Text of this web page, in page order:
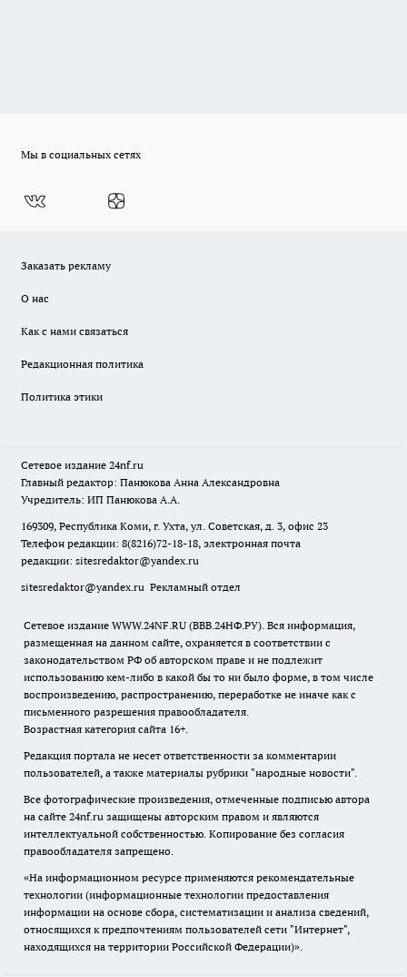
Мы в социальных сетях
Заказать рекламу
О нас
Как с нами связаться
Редакционная политика
Политика этики
Сетевое издание 24nf.ru
Главный редактор: Панюкова Анна Александровна
Учредитель: ИП Панюкова А.А.
169309, Республика Коми, г. Ухта, ул. Советская, д. 3, офис 23
Телефон редакции: 8(8216)72-18-18, электронная почта
редакции: sitesredaktor@yandex.ru
sitesredaktor@yandex.ru Рекламный отдел
Сетевое издание WWW.24NF.RU (ВВВ.24НФ.РУ). Вся информация,
размещенная на данном сайте, охраняется в соответствии с
законодательством РФ об авторском праве и не подлежит
использованию кем-либо в какой бы то ни было форме, в том числе
воспроизведению, распространению, переработке не иначе как с
письменного разрешения правообладателя.
Возрастная категория сайта 16+.
Редакция портала не несет ответственности за комментарии
пользователей, а также материалы рубрики "народные новости".
Все фотографические произведения, отмеченные подписью автора
на сайте 24nf.ru защищены авторским правом и являются
интеллектуальной собственностью. Копирование без согласия
правообладателя запрещено.
«На информационном ресурсе применяются рекомендательные
технологии (информационные технологии предоставления
информации на основе сбора, систематизации и анализа сведений,
относящихся к предпочтениям пользователей сети "Интернет",
находящихся на территории Российской Федерации)».